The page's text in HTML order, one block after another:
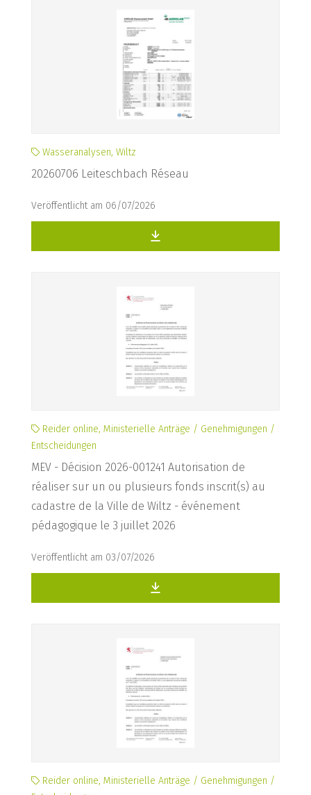
Wasseranalysen, Wiltz
20260706 Leiteschbach Réseau
Veröffentlicht am 06/07/2026
Reider online, Ministerielle Anträge / Genehmigungen /
Entscheidungen
MEV - Décision 2026-001241 Autorisation de
réaliser sur un ou plusieurs fonds inscrit(s) au
cadastre de la Ville de Wiltz - événement
pédagogique le 3 juillet 2026
Veröffentlicht am 03/07/2026
Reider online, Ministerielle Anträge / Genehmigungen /